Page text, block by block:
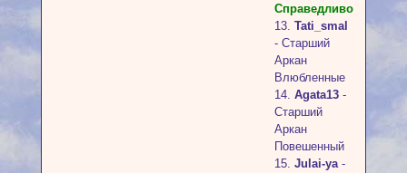
Справедливость
13. Tati_smal
- Cтарший
Аркан
Влюбленные
14. Agata13-
Старший
Аркан
Повешенный
15. Julai-ya-